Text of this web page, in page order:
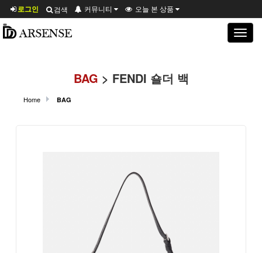
로그인 검색 커뮤니티 오늘 본 상품
Toggle
BAG > FENDI 숄더 백
Home BAG